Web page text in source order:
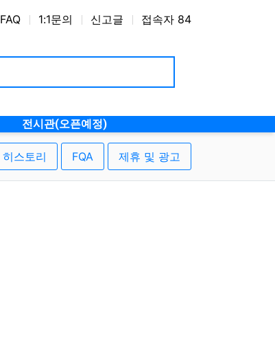
FAQ 1:1문의 신고글 접속자 84
전시관(오픈예정)
히스토리 FQA 제휴 및 광고